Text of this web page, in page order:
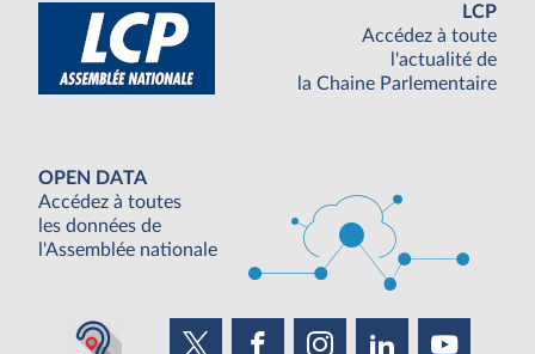
LCP
Accédez à toute
l'actualité de
la Chaine Parlementaire
OPEN DATA
Accédez à toutes
les données de
l'Assemblée nationale